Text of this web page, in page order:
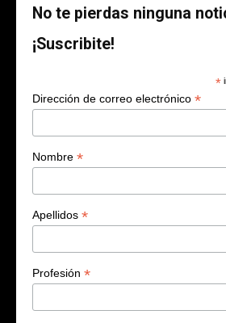
No te pierdas ninguna
¡Suscribite!
*
Dirección de correo electrónico *
Nombre *
Apellidos *
Profesión *